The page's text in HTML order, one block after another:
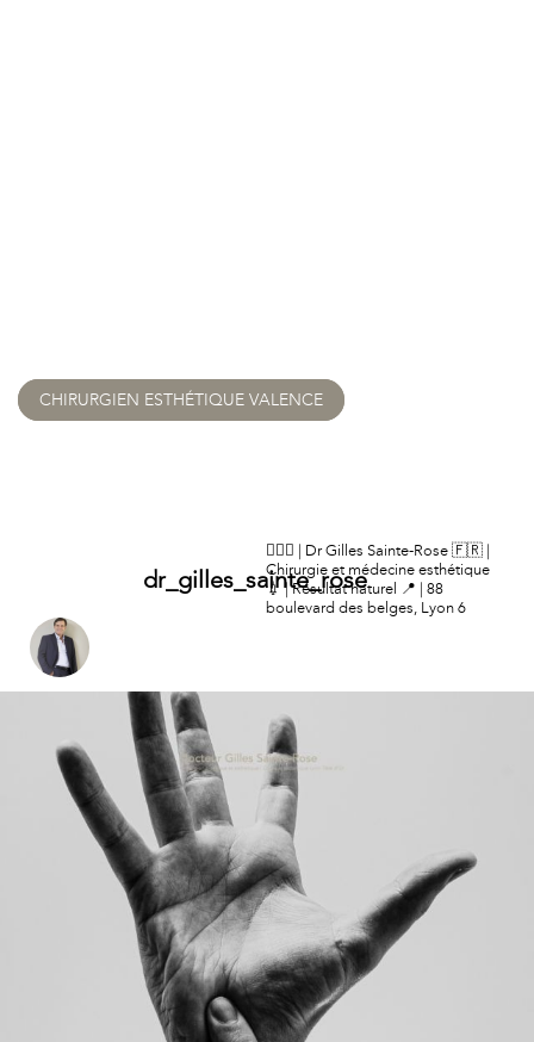
CHIRURGIEN ESTHÉTIQUE VALENCE
dr_gilles_sainte_rose
👨🏻‍⚕️ | Dr Gilles Sainte-Rose 🇫🇷 |
Chirurgie et médecine esthétique
💉 | Résultat naturel 📍 | 88
boulevard des belges, Lyon 6